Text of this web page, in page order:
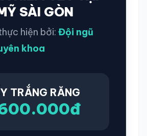
SÀI GÒN
hiện bởi: Đội ngũ
khoa
TRẮNG RĂNG